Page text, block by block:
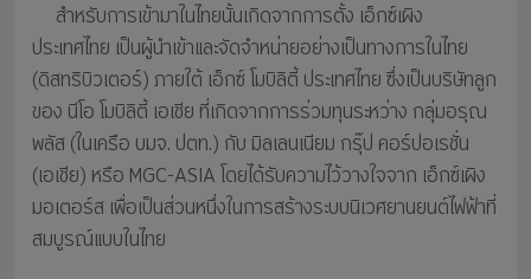
สำหรับการเข้ามาในไทยนั้นเกิดจากการตั้ง เอ็กซ์เผิง
ประเทศไทย เป็นผู้นำเข้าและจัดจำหน่ายอย่างเป็นทางการในไทย
(ดิสทริบิวเตอร์) ภายใต้ เอ็กซ์ โมบิลิตี้ ประเทศไทย ซึ่งเป็นบริษัทลูก
ของ นีโอ โมบิลิตี้ เอเชีย ที่เกิดจากการร่วมทุนระหว่าง กลุ่มอรุณ
พลัส (ในเครือ บมจ. ปตท.) กับ มิลเลนเนียม กรุ๊ป คอร์ปอเรชั่น
(เอเชีย) หรือ MGC-ASIA โดยได้รับความไว้วางใจจาก เอ็กซ์เผิง
มอเตอร์ส เพื่อเป็นส่วนหนึ่งในการสร้างระบบนิเวศยานยนต์ไฟฟ้าที่
สมบูรณ์แบบในไทย